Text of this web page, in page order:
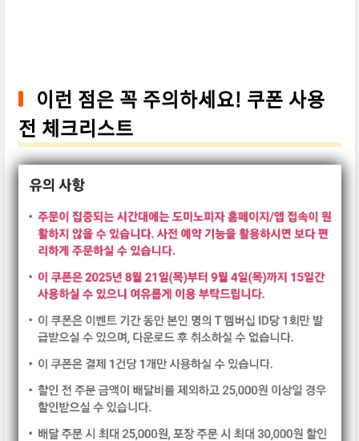
이런 점은 꼭 주의하세요! 쿠폰 사용
전 체크리스트